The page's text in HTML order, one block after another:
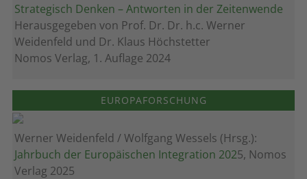
Strategisch Denken – Antworten in der Zeitenwende
Herausgegeben von Prof. Dr. Dr. h.c. Werner
Weidenfeld und Dr. Klaus Höchstetter
Nomos Verlag, 1. Auflage 2024
EUROPAFORSCHUNG
Werner Weidenfeld / Wolfgang Wessels (Hrsg.):
Jahrbuch der Europäischen Integration 2025, Nomos
Verlag 2025